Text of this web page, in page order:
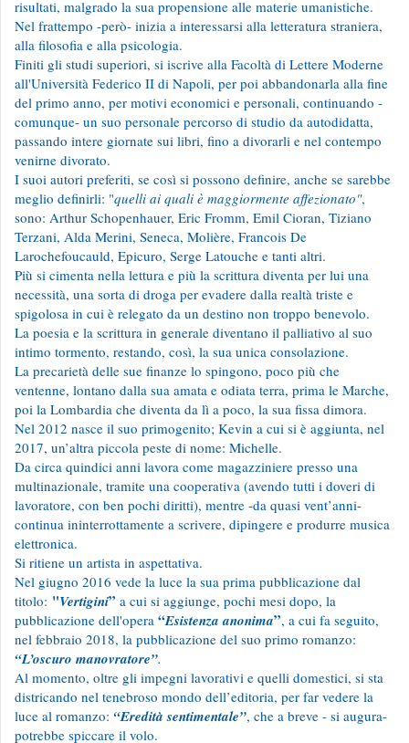
risultati, malgrado la sua propensione alle materie umanistiche.
Nel frattempo -però- inizia a interessarsi alla letteratura straniera,
alla filosofia e alla psicologia.
Finiti gli studi superiori, si iscrive alla Facoltà di Lettere Moderne
all'Università Federico II di Napoli, per poi abbandonarla alla fine
del primo anno, per motivi economici e personali, continuando -
comunque- un suo personale percorso di studio da autodidatta,
passando intere giornate sui libri, fino a divorarli e nel contempo
venirne divorato.
I suoi autori preferiti, se così si possono definire, anche se sarebbe
meglio definirli: "quelli ai quali è maggiormente affezionato",
sono: Arthur Schopenhauer, Eric Fromm, Emil Cioran, Tiziano
Terzani, Alda Merini, Seneca, Molière, Francois De
Larochefoucauld, Epicuro, Serge Latouche e tanti altri.
Più si cimenta nella lettura e più la scrittura diventa per lui una
necessità, una sorta di droga per evadere dalla realtà triste e
spigolosa in cui è relegato da un destino non troppo benevolo.
La poesia e la scrittura in generale diventano il palliativo al suo
intimo tormento, restando, così, la sua unica consolazione.
La precarietà delle sue finanze lo spingono, poco più che
ventenne, lontano dalla sua amata e odiata terra, prima le Marche,
poi la Lombardia che diventa da lì a poco, la sua fissa dimora.
Nel 2012 nasce il suo primogenito; Kevin a cui si è aggiunta, nel
2017, un’altra piccola peste di nome: Michelle.
Da circa quindici anni lavora come magazziniere presso una
multinazionale, tramite una cooperativa (avendo tutti i doveri di
lavoratore, con ben pochi diritti), mentre -da quasi vent’anni-
continua ininterrottamente a scrivere, dipingere e produrre musica
elettronica.
Si ritiene un artista in aspettativa.
Nel giugno 2016 vede la luce la sua prima pubblicazione dal
titolo: "Vertigini” a cui si aggiunge, pochi mesi dopo, la
pubblicazione dell'opera “Esistenza anonima”, a cui fa seguito,
nel febbraio 2018, la pubblicazione del suo primo romanzo:
“L’oscuro manovratore”.
Al momento, oltre gli impegni lavorativi e quelli domestici, si sta
districando nel tenebroso mondo dell’editoria, per far vedere la
luce al romanzo: “Eredità sentimentale”, che a breve - si augura-
potrebbe spiccare il volo.